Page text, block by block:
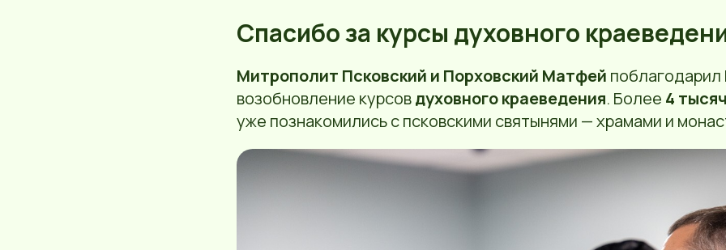
Спасибо за курсы духовного
Митрополит Псковский и Порховский Матфей поблагодарил
возобновление курсовдуховного краеведения. Более 4
уже познакомились с псковскими святынями — храмами и